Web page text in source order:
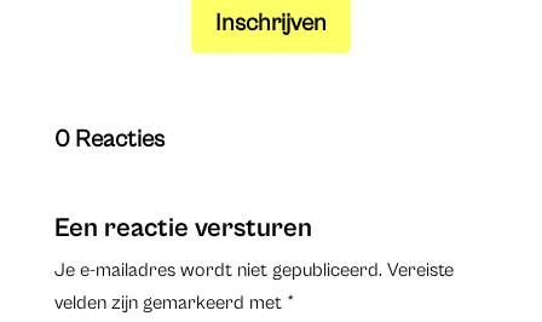
Inschrijven
0 Reacties
Een reactie versturen
Je e-mailadres wordt niet gepubliceerd. Vereiste
velden zijn gemarkeerd met *